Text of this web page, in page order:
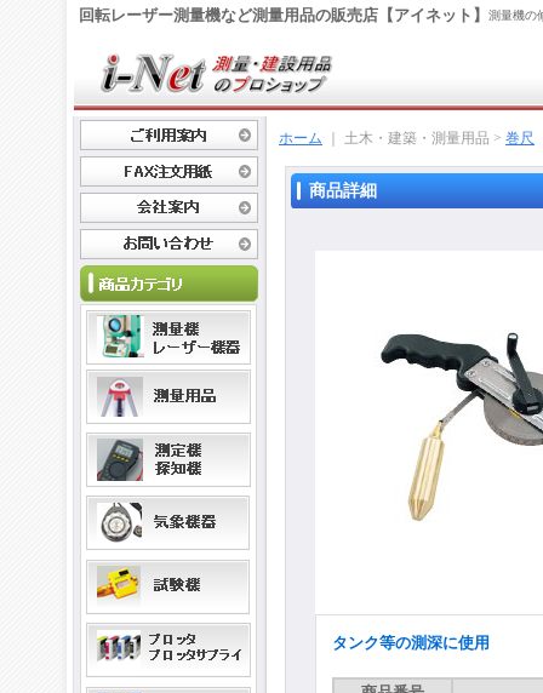
回転レーザー測量機など測量用品の販売店【アイネット】 測量機の
ホーム ｜ 土木・建築・測量用品 > 巻尺
商品詳細
タンク等の測深に使用